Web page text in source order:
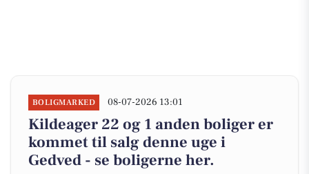
BOLIGMARKED 08-07-2026 13:01
Kildeager 22 og 1 anden boliger er
kommet til salg denne uge i
Gedved - se boligerne her.